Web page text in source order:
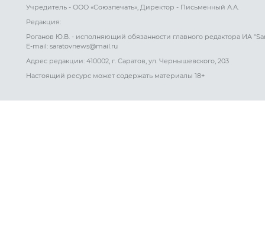
Учредитель - ООО «Союзпечать», Директор - Письменный А.А.
Редакция:
Роганов Ю.В. - исполняющий обязанности главного редактора ИА
E-mail: saratovnews@mail.ru
Адрес редакции: 410002, г. Саратов, ул. Чернышевского, 203
Настоящий ресурс может содержать материалы 18+